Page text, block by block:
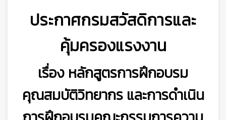
ประกาศกรมสวัสดิการและ
คุ้มครองแรงงาน
เรื่อง หลักสูตรการฝึกอบรม
คุณสมบัติวิทยากร และการดำเนิน